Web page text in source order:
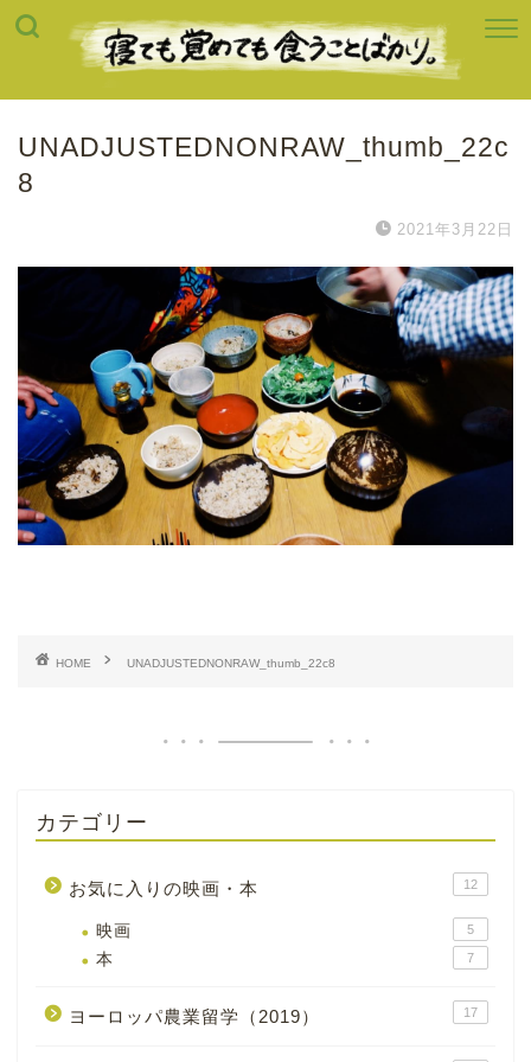
UNADJUSTEDNONRAW_thumb_22c
8
2021年3月22日
HOME UNADJUSTEDNONRAW_thumb_22c8
カテゴリー
お気に入りの映画・本 12
映画 5
本 7
ヨーロッパ農業留学（2019） 17